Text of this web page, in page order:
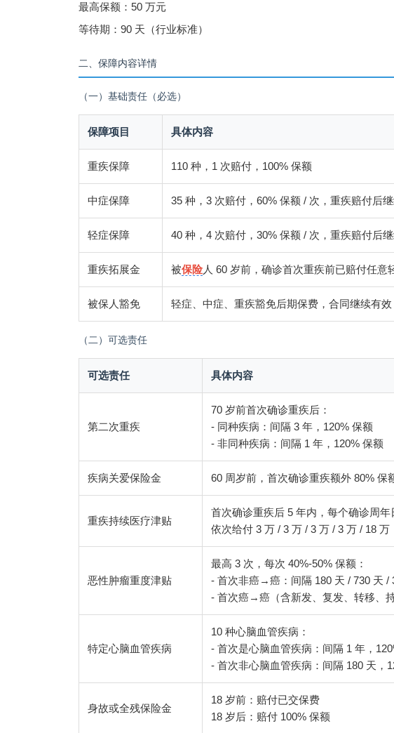
最高保额：50 万元
等待期：90 天（行业标准）
二、保障内容详情
（一）基础责任（必选）
保障项目 具体内容
重疾保障 110 种，1 次赔付，100% 保额
中症保障 35 种，3 次赔付，60% 保额 / 次，重疾赔付后
轻症保障 40 种，4 次赔付，30% 保额 / 次，重疾赔付后
重疾拓展金 被保险人 60 岁前，确诊首次重疾前已赔付任意
被保人豁免 轻症、中症、重疾豁免后期保费，合同继续有效
（二）可选责任
可选责任 具体内容
第二次重疾
70 岁前首次确诊重疾后：
- 同种疾病：间隔 3 年，120% 保额
- 非同种疾病：间隔 1 年，120% 保额
疾病关爱保险金 60 周岁前，首次确诊重疾额外 80% 保
重疾持续医疗津贴
首次确诊重疾后 5 年内，每个确诊周年
依次给付 3 万 / 3 万 / 3 万 / 3 万 / 18 万
恶性肿瘤重度津贴
最高 3 次，每次 40%-50% 保额：
- 首次非癌→癌：间隔 180 天 / 730 天 /
- 首次癌→癌（含新发、复发、转移、
特定心脑血管疾病
10 种心脑血管疾病：
- 首次是心脑血管疾病：间隔 1 年，
- 首次非心脑血管疾病：间隔 180 天，
身故或全残保险金
18 岁前：赔付已交保费
18 岁后：赔付 100% 保额